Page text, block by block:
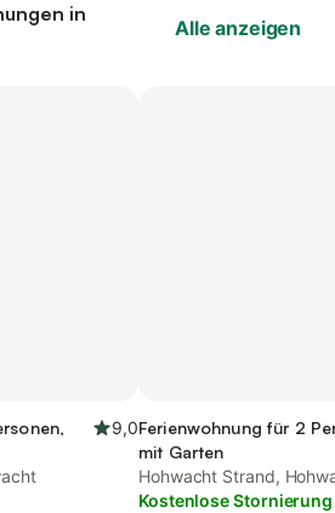
in
Alle anzeigen
9,0Ferienwohnung für 2
mit Garten
Hohwacht Strand,
Kostenlose Stornierung